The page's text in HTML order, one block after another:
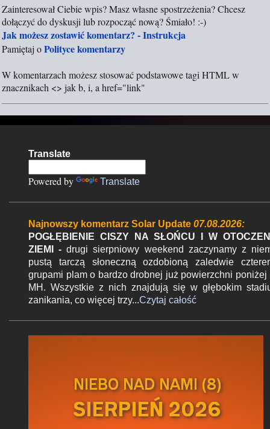
P
r
z
e
i
k
Zainteresował Ciebie wpis? Masz własne spostrzeżenia? Chcesz
dołączyć do dyskusji lub rozpocząć nową? Śmiało! :-)
Jak możesz zostawić komentarz? - Instrukcja
Pamiętaj oPolityce komentarzy
W komentarzach możesz stosować podstawowe tagi HTML w
znacznikach <> jak b, i, a href="link"
Translate
Powered by Translate
Najnowszy komentarz Solar Update 07.08.2026:
POGŁĘBIENIE CISZY NA SŁOŃCU I W
ZIEMI - drugi sierpniowy weekend zaczynamy z
pustą tarczą słoneczną ozdobioną zaledwie
grupami plam o bardzo drobnej już powierzchni poniżej
MH. Wszystkie z nich znajdują się w głębokim
zanikania, co więcej trzy...Czytaj całość